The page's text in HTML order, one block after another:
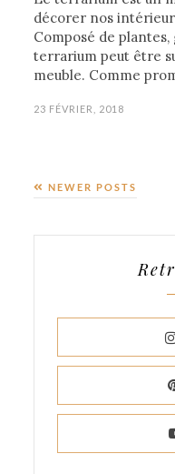
décorer nos
Composé de
terrarium peut être
meuble. Comme
23 FÉVRIER, 2018
NEWER POSTS